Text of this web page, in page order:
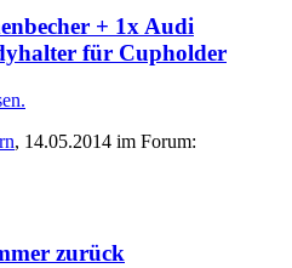
+ 1x Audi
für Cupholder
, 14.05.2014 im Forum:
zurück